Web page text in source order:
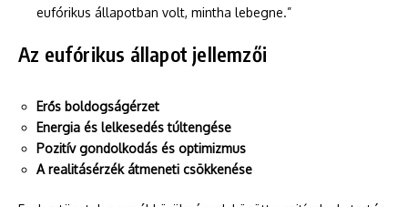
eufórikus állapotban volt, mintha lebegne.”
Az eufórikus állapot jellemzői
Erős boldogságérzet
Energia és lelkesedés túltengése
Pozitív gondolkodás és optimizmus
A realitásérzék átmeneti csökkenése